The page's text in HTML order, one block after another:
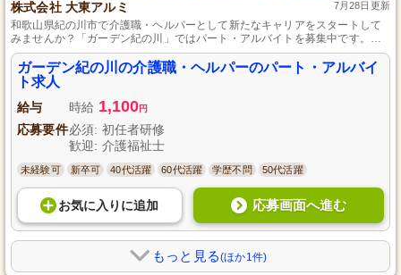
株式会社 大東アルミ 7月28日更新
和歌山県紀の川市で介護職・ヘルパーとして新たなキャリアをスタートして
みませんか？「ガーデン紀の川」ではパート・アルバイトを募集中です。サ
ービス付高齢者向け住宅にて入浴介助や清掃、見守りなどの介護業務全般を
行っていただきます。未経験者やブランクのある方も大歓迎！経験豊富なス
タッフが一から丁寧にサポートするので安心です。明るくきれいな職場で、
笑顔と活気に溢れる働き方を始めましょう。
ガーデン紀の川の介護職・ヘルパーのパート・アルバイ
ト求人
給与 時給 1,100円
応募要件必須: 初任者研修
歓迎: 介護福祉士
未経験可 新卒可 40代活躍 60代活躍 学歴不問 50代活躍
お気に入り に追加 応募画面へ進む
もっと見る(ほか1件)